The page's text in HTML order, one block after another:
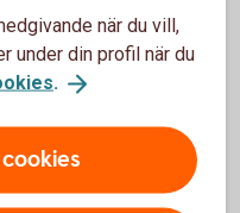
omvärldsanalyser
ekonomi.
när du vill,
under din profil när du
.